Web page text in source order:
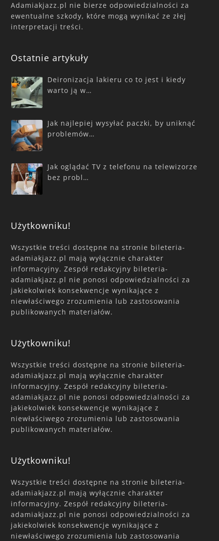
Adamiakjazz.pl nie bierze odpowiedzialności za
ewentualne szkody, które mogą wynikać ze złej
interpretacji treści.
Ostatnie artykuły
Deironizacja lakieru co to jest i kiedy
warto ją w…
Jak najlepiej wysyłać paczki, by uniknąć
problemów…
Jak oglądać TV z telefonu na telewizorze
bez probl…
Użytkowniku!
Wszystkie treści dostępne na stronie bileteria-
adamiakjazz.pl mają wyłącznie charakter
informacyjny. Zespół redakcyjny bileteria-
adamiakjazz.pl nie ponosi odpowiedzialności za
jakiekolwiek konsekwencje wynikające z
niewłaściwego zrozumienia lub zastosowania
publikowanych materiałów.
Użytkowniku!
Wszystkie treści dostępne na stronie bileteria-
adamiakjazz.pl mają wyłącznie charakter
informacyjny. Zespół redakcyjny bileteria-
adamiakjazz.pl nie ponosi odpowiedzialności za
jakiekolwiek konsekwencje wynikające z
niewłaściwego zrozumienia lub zastosowania
publikowanych materiałów.
Użytkowniku!
Wszystkie treści dostępne na stronie bileteria-
adamiakjazz.pl mają wyłącznie charakter
informacyjny. Zespół redakcyjny bileteria-
adamiakjazz.pl nie ponosi odpowiedzialności za
jakiekolwiek konsekwencje wynikające z
niewłaściwego zrozumienia lub zastosowania